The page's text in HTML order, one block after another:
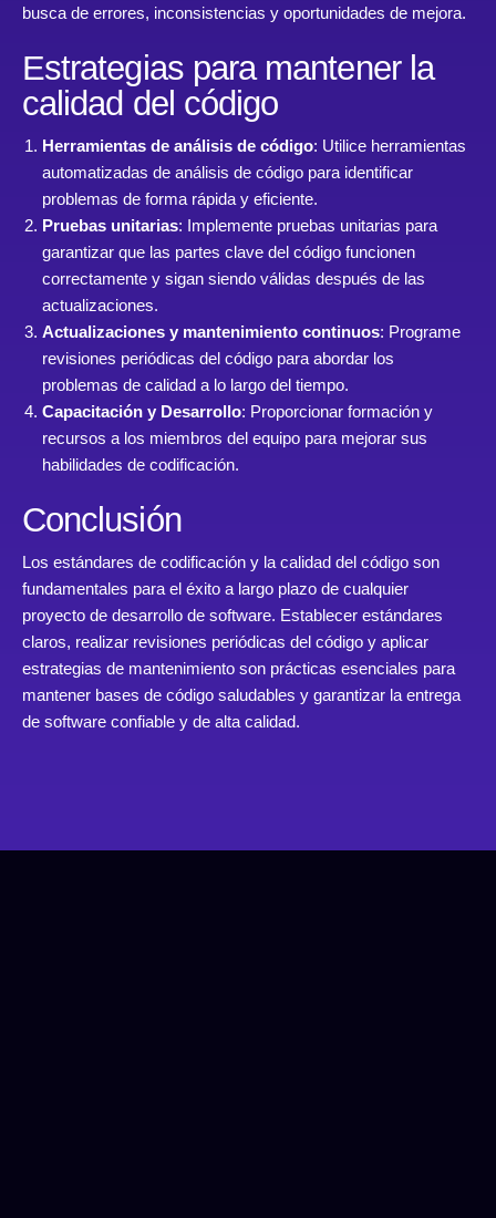
busca de errores, inconsistencias y oportunidades de mejora.
Estrategias para mantener la
calidad del código
Herramientas de análisis de código: Utilice herramientas
automatizadas de análisis de código para identificar
problemas de forma rápida y eficiente.
Pruebas unitarias: Implemente pruebas unitarias para
garantizar que las partes clave del código funcionen
correctamente y sigan siendo válidas después de las
actualizaciones.
Actualizaciones y mantenimiento continuos: Programe
revisiones periódicas del código para abordar los
problemas de calidad a lo largo del tiempo.
Capacitación y Desarrollo: Proporcionar formación y
recursos a los miembros del equipo para mejorar sus
habilidades de codificación.
Conclusión
Los estándares de codificación y la calidad del código son
fundamentales para el éxito a largo plazo de cualquier
proyecto de desarrollo de software. Establecer estándares
claros, realizar revisiones periódicas del código y aplicar
estrategias de mantenimiento son prácticas esenciales para
mantener bases de código saludables y garantizar la entrega
de software confiable y de alta calidad.